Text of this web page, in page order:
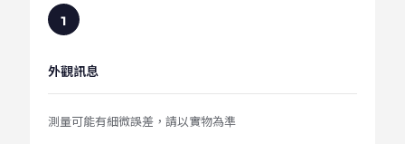
外觀訊息
測量可能有細微誤差，請以實物為準